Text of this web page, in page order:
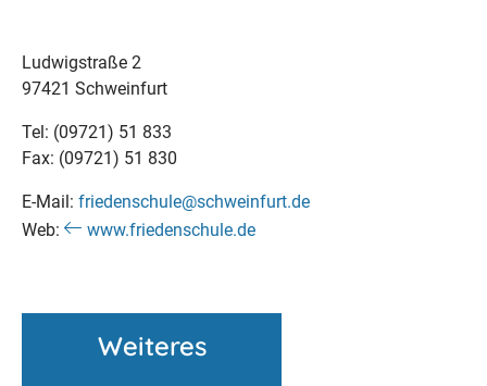
Ludwigstraße 2
97421 Schweinfurt
Tel: (09721) 51 833
Fax: (09721) 51 830
E-Mail: friedenschule@schweinfurt.de
Web:
www.friedenschule.de
Weiteres